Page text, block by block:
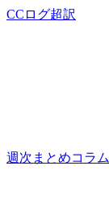
CCログ超訳
週次まとめコラム